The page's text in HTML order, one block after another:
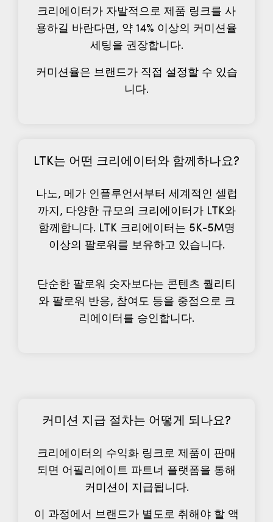
크리에이터가 자발적으로 제품 링크를 사
용하길 바란다면, 약 14% 이상의 커미션율
세팅을 권장합니다.
커미션율은 브랜드가 직접 설정할 수 있습
니다.
LTK는 어떤 크리에이터와 함께하나요?
나노, 메가 인플루언서부터 세계적인 셀럽
까지, 다양한 규모의 크리에이터가 LTK와
함께합니다. LTK 크리에이터는 5K-5M명
이상의 팔로워를 보유하고 있습니다.
단순한 팔로워 숫자보다는 콘텐츠 퀄리티
와 팔로워 반응, 참여도 등을 중점으로 크
리에이터를 승인합니다.
커미션 지급 절차는 어떻게 되나요?
크리에이터의 수익화 링크로 제품이 판매
되면 어필리에이트 파트너 플랫폼을 통해
커미션이 지급됩니다.
이 과정에서 브랜드가 별도로 취해야 할 액